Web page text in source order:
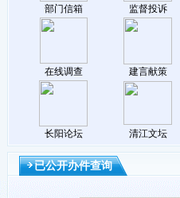
部门信箱 监督投诉
在线调查 建言献策
长阳论坛 清江文坛
已公开办件查询